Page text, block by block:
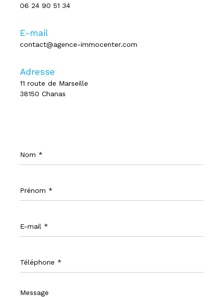
06 24 90 51 34
E-mail
contact@agence-immocenter.com
Adresse
11 route de Marseille
38150 Chanas
*
*
mail
*
*
Message